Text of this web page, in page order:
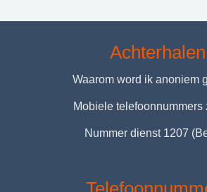
Achterhalen
Waarom word ik anoniem
Mobiele telefoonnummers
Nummer dienst 1207